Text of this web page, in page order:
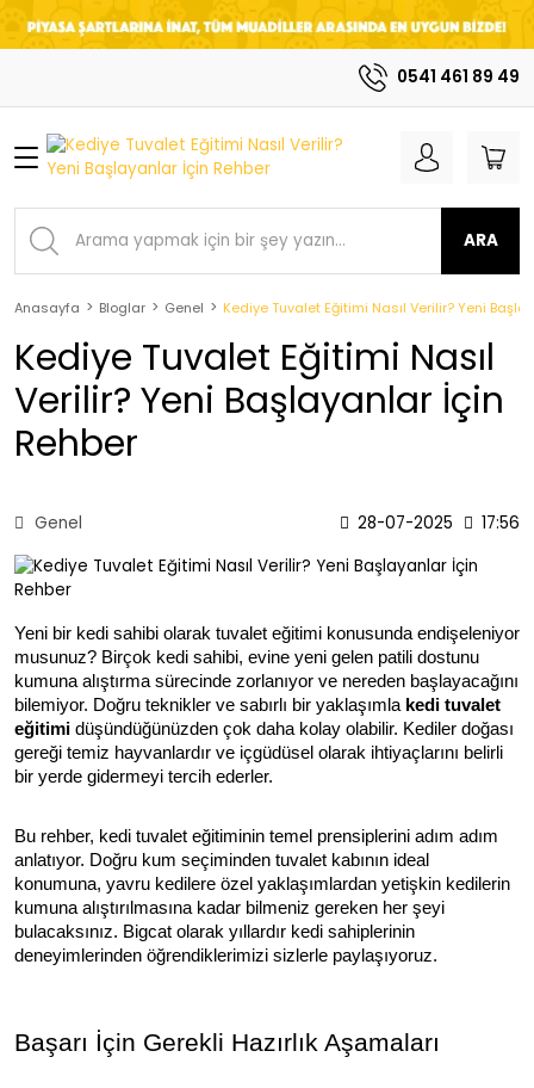
0541 461 89 49
ARA
Anasayfa Bloglar Genel Kediye Tuvalet Eğitimi Nasıl Verilir? Yeni
Kediye Tuvalet Eğitimi Nasıl
Verilir? Yeni Başlayanlar İçin
Rehber
Genel 28-07-2025 17:56
Yeni bir kedi sahibi olarak tuvalet eğitimi konusunda endişeleniyor
musunuz? Birçok kedi sahibi, evine yeni gelen patili dostunu
kumuna alıştırma sürecinde zorlanıyor ve nereden başlayacağını
bilemiyor. Doğru teknikler ve sabırlı bir yaklaşımla kedi tuvalet
eğitimi düşündüğünüzden çok daha kolay olabilir. Kediler doğası
gereği temiz hayvanlardır ve içgüdüsel olarak ihtiyaçlarını belirli
bir yerde gidermeyi tercih ederler.
Bu rehber, kedi tuvalet eğitiminin temel prensiplerini adım adım
anlatıyor. Doğru kum seçiminden tuvalet kabının ideal
konumuna, yavru kedilere özel yaklaşımlardan yetişkin kedilerin
kumuna alıştırılmasına kadar bilmeniz gereken her şeyi
bulacaksınız. Bigcat olarak yıllardır kedi sahiplerinin
deneyimlerinden öğrendiklerimizi sizlerle paylaşıyoruz.
Başarı İçin Gerekli Hazırlık Aşamaları
Geri Dön
BigCat Klasik
Kedi Kumları
Kedi Kumları
Kedi Kumu
BigCat XLarge
Ekstra Sert Kedi
Kumu
Geri Dön
Kuru Mamalar